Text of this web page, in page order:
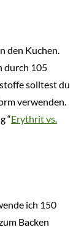
den Kuchen.
durch 105
solltest du
verwenden.
“Erythrit vs.
ich 150
Backen